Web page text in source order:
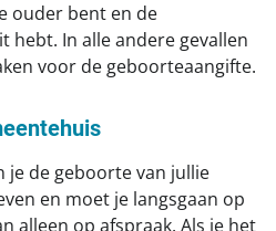
ouder bent en de
hebt. In alle andere gevallen
voor de geboorteaangifte.
je de geboorte van jullie
en moet je langsgaan op
alleen op afspraak. Als je het